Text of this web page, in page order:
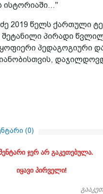
ის­ტო­რი­ა­ში..."
2019 წელს ქარ­თუ­ლი
შე­ტა­ნი­ლი პი­რა­დი
პე­და­გო­გი­უ­რი
(0)
ჯერ არ გაკეთებულა.
იყავი პირველი!